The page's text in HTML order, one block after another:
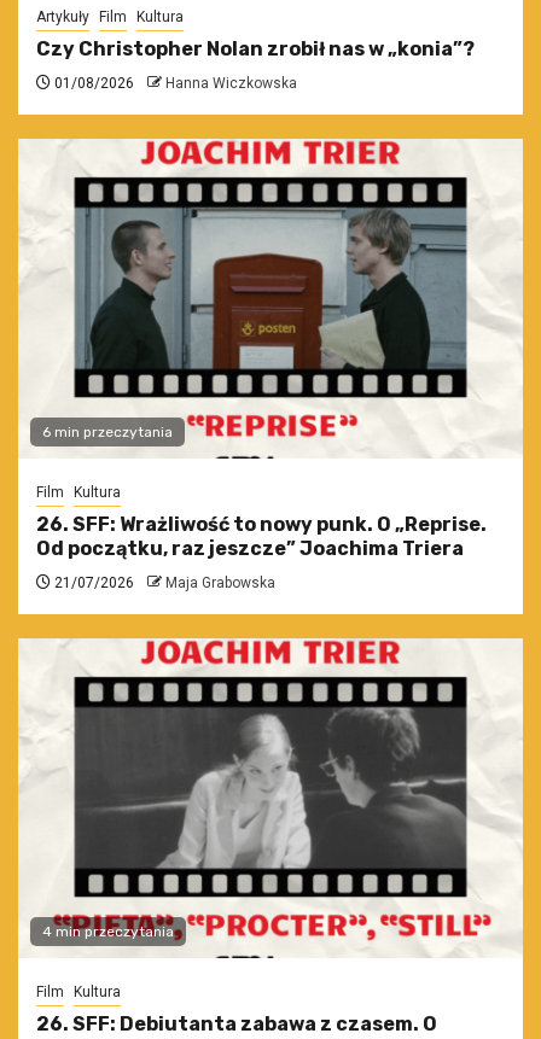
Artykuły Film Kultura
Czy Christopher Nolan zrobił nas w „konia”?
01/08/2026 Hanna Wiczkowska
6 min przeczytania
Film Kultura
26. SFF: Wrażliwość to nowy punk. O „Reprise.
Od początku, raz jeszcze” Joachima Triera
21/07/2026 Maja Grabowska
4 min przeczytania
Film Kultura
26. SFF: Debiutanta zabawa z czasem. O